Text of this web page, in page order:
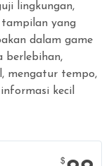
lingkungan,
tampilan yang
dalam game
berlebihan,
mengatur tempo,
kecil
$